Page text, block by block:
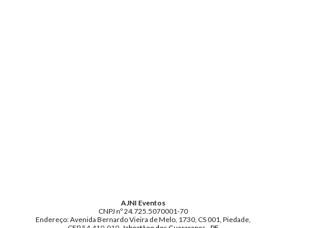
AJNI Eventos
CNPJ nº 24.725.5070001-70
Endereço: Avenida Bernardo Vieira de Melo, 1730, CS 001, Piedade,